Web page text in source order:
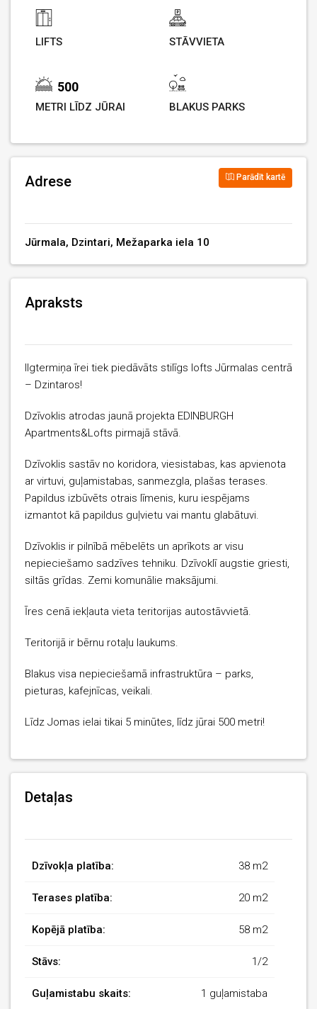
LIFTS STĀVVIETA
500
METRI LĪDZ JŪRAI BLAKUS PARKS
Adrese Parādīt kartē
Jūrmala, Dzintari, Mežaparka iela 10
Apraksts
Ilgtermiņa īrei tiek piedāvāts stilīgs lofts Jūrmalas centrā
– Dzintaros!
Dzīvoklis atrodas jaunā projekta EDINBURGH
Apartments&Lofts pirmajā stāvā.
Dzīvoklis sastāv no koridora, viesistabas, kas apvienota
ar virtuvi, guļamistabas, sanmezgla, plašas terases.
Papildus izbūvēts otrais līmenis, kuru iespējams
izmantot kā papildus guļvietu vai mantu glabātuvi.
Dzīvoklis ir pilnībā mēbelēts un aprīkots ar visu
nepieciešamo sadzīves tehniku. Dzīvoklī augstie griesti,
siltās grīdas. Zemi komunālie maksājumi.
Īres cenā iekļauta vieta teritorijas autostāvvietā.
Teritorijā ir bērnu rotaļu laukums.
Blakus visa nepieciešamā infrastruktūra – parks,
pieturas, kafejnīcas, veikali.
Līdz Jomas ielai tikai 5 minūtes, līdz jūrai 500 metri!
Detaļas
Dzīvokļa platība: 38 m2
Terases platība: 20 m2
Kopējā platība: 58 m2
Stāvs: 1/2
Guļamistabu skaits: 1 guļamistaba